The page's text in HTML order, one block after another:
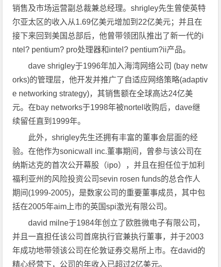
销售及市场运营副总裁兼总经理。shrigley先生曾使英特
尔亚太区的收入从1.69亿美元增加到22亿美元；并且在
接下来回到美国总部后，他曾带领团队推出了新一代的i
ntel? pentium? pro处理器和intel? pentium?ii产品。
dave shrigley于1996年加入海湾网络公司 (bay netw
orks)的管理层，他开发并推广了自适应网络策略(adaptiv
e networking strategy)，其销售额在全球高达24亿美
元。在bay networks于1998年被nortel收购后，dave继
续留任直到1999年。
此外，shrigley先生还拥有丰富的董事会层面的经
验。在他作为sonicwall inc.董事期间，曾参与该公司在
纳斯达克的首次公开幕股（ipo），并且在担任位于加利
福利亚州的风险投资公司sevin rosen funds的总合作人
期间(1999-2005)，是数家公司的重要董事成员，其中包
括在2005年aim上市的英国spi激光有限公司。
david milne于1984年创立了欧胜微电子有限公司，
并且一直担任该公司首席执行官兼执行董事，并于2003
年成功地带领该公司在伦敦证券交易所上市。在david的
精心经营下，公司的年收入已超过2亿美元。